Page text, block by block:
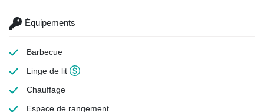
Équipements
Barbecue
Linge de lit
Chauffage
Espace de rangement